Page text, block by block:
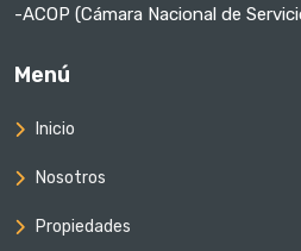
-ACOP (Cámara Nacional de
Menú
Inicio
Nosotros
Propiedades